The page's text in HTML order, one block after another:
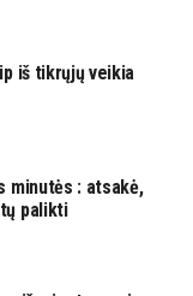
iš tikrųjų veikia
minutės : atsakė,
palikti